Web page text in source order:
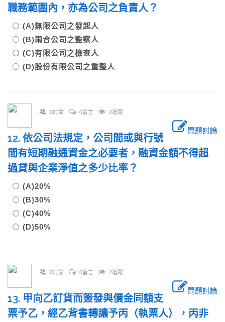
職務範圍內，亦為公司之負責人？
(A)無限公司之發起人
(B)兩合公司之監察人
(C)有限公司之檢查人
(D)股份有限公司之重整人
0討論 0留言 2追蹤
問題討論
12. 依公司法規定，公司間或與行號
間有短期融通資金之必要者，融資金額不得超
過貸與企業淨值之多少比率？
(A)20%
(B)30%
(C)40%
(D)50%
0討論 0留言 2追蹤
問題討論
13. 甲向乙訂貨而簽發與價金同額支
票予乙，經乙背書轉讓予丙（執票人），丙非